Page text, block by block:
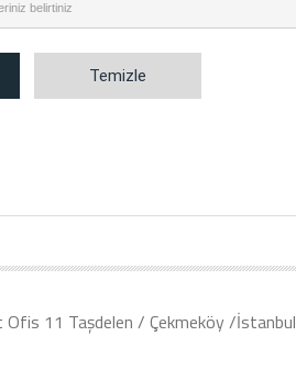
belirtiniz
Temizle
Ofis 11 Taşdelen / Çekmeköy /İstanbul